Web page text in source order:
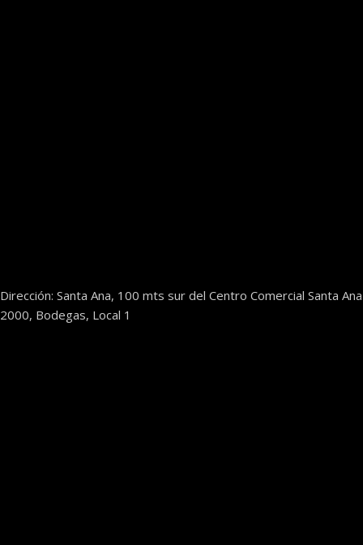
Dirección: Santa Ana, 100 mts sur del Centro Comercial Santa Ana
2000, Bodegas, Local 1